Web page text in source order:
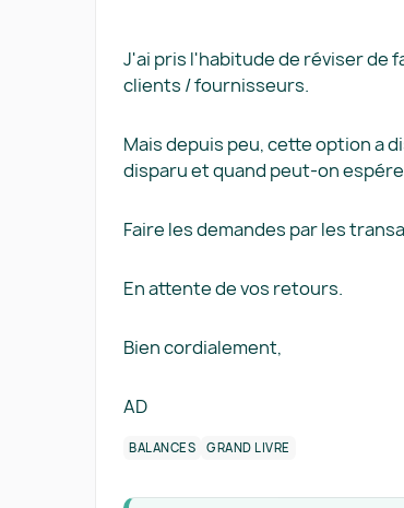
J'ai pris l'habitude de réviser de
clients / fournisseurs.
Mais depuis peu, cette option a
disparu et quand peut-on
Faire les demandes par les
En attente de vos retours.
Bien cordialement,
AD
BALANCES GRAND LIVRE